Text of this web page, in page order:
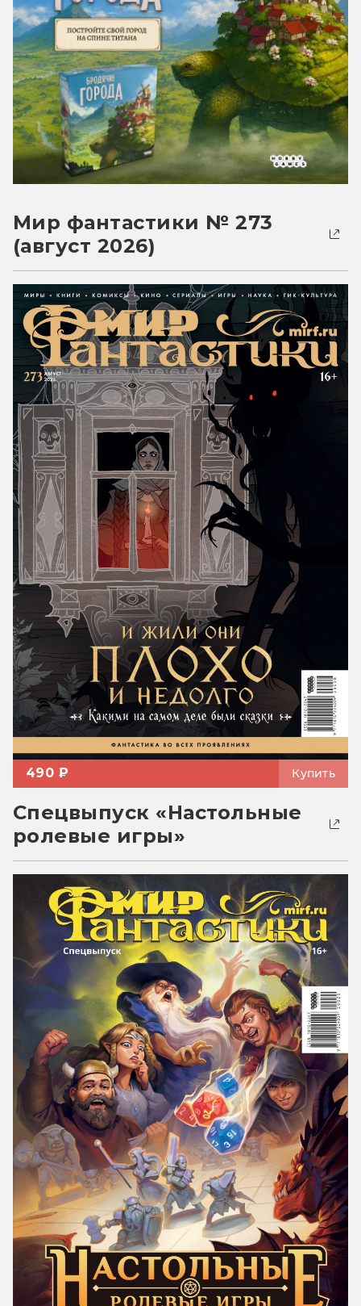
Мир фантастики № 273
(август 2026)
490 ₽ Купить
Спецвыпуск «Настольные
ролевые игры»